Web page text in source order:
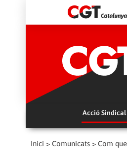
Acció Sindical
Inici > Comunicats > Com